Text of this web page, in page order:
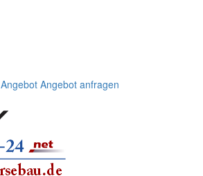
Angebot Angebot anfragen